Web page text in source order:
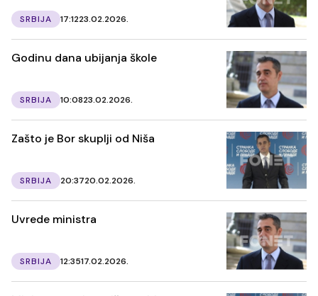
SRBIJA 17:1223.02.2026.
Godinu dana ubijanja škole
SRBIJA 10:0823.02.2026.
Zašto je Bor skuplji od Niša
SRBIJA 20:3720.02.2026.
Uvrede ministra
SRBIJA 12:3517.02.2026.